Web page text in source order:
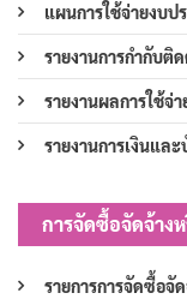
แผนการใช้จ่ายงบ
รายงานการกำกับติ
รายงานผลการใช้จ่
รายงานการเงินแล
การจัดซื้อจัดจ้าง
รายการการจัดซื้อจั